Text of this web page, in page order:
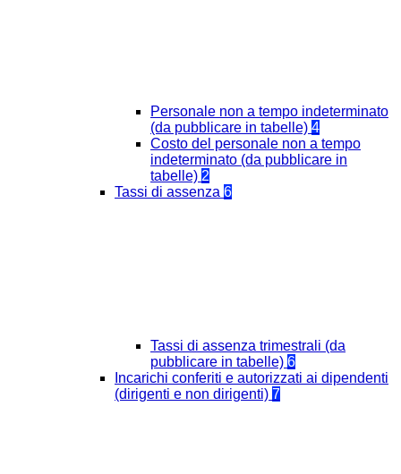
Personale non a tempo indeterminato
(da pubblicare in tabelle) 4
Costo del personale non a tempo
indeterminato (da pubblicare in
tabelle) 2
Tassi di assenza 6
Tassi di assenza trimestrali (da
pubblicare in tabelle) 6
Incarichi conferiti e autorizzati ai dipendenti
(dirigenti e non dirigenti) 7